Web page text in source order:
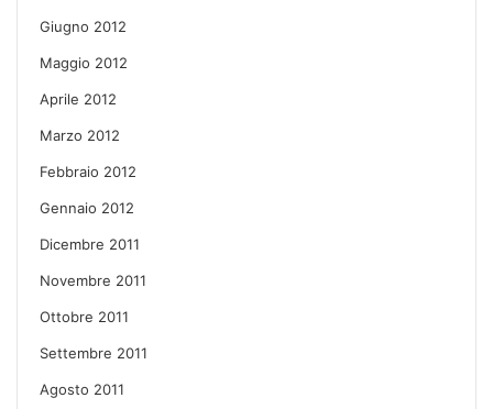
Giugno 2012
Maggio 2012
Aprile 2012
Marzo 2012
Febbraio 2012
Gennaio 2012
Dicembre 2011
Novembre 2011
Ottobre 2011
Settembre 2011
Agosto 2011